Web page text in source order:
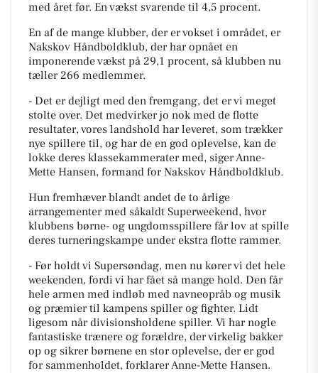
med året før. En vækst svarende til 4,5 procent.
En af de mange klubber, der er vokset i området, er
Nakskov Håndboldklub, der har opnået en
imponerende vækst på 29,1 procent, så klubben nu
tæller 266 medlemmer.
- Det er dejligt med den fremgang, det er vi meget
stolte over. Det medvirker jo nok med de flotte
resultater, vores landshold har leveret, som trækker
nye spillere til, og har de en god oplevelse, kan de
lokke deres klassekammerater med, siger Anne-
Mette Hansen, formand for Nakskov Håndboldklub.
Hun fremhæver blandt andet de to årlige
arrangementer med såkaldt Superweekend, hvor
klubbens børne- og ungdomsspillere får lov at spille
deres turneringskampe under ekstra flotte rammer.
- Før holdt vi Supersøndag, men nu kører vi det hele
weekenden, fordi vi har fået så mange hold. Den får
hele armen med indløb med navneopråb og musik
og præmier til kampens spiller og fighter. Lidt
ligesom når divisionsholdene spiller. Vi har nogle
fantastiske trænere og forældre, der virkelig bakker
op og sikrer børnene en stor oplevelse, der er god
for sammenholdet, forklarer Anne-Mette Hansen.